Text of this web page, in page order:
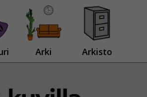
Arki Arkisto